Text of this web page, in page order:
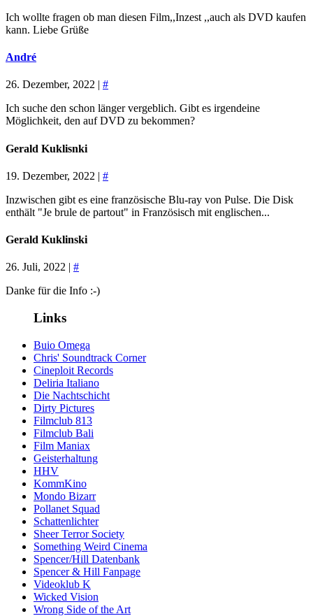
Ich wollte fragen ob man diesen Film,,Inzest ,,auch als DVD kaufen
kann. Liebe Grüße
André
26. Dezember, 2022 | #
Ich suche den schon länger vergeblich. Gibt es irgendeine
Möglichkeit, den auf DVD zu bekommen?
Gerald Kuklisnki
19. Dezember, 2022 | #
Inzwischen gibt es eine französische Blu-ray von Pulse. Die Disk
enthält "Je brule de partout" in Französisch mit englischen...
Gerald Kuklinski
26. Juli, 2022 | #
Danke für die Info :-)
Links
Buio Omega
Chris' Soundtrack Corner
Cineploit Records
Deliria Italiano
Die Nachtschicht
Dirty Pictures
Filmclub 813
Filmclub Bali
Film Maniax
Geisterhaltung
HHV
KommKino
Mondo Bizarr
Pollanet Squad
Schattenlichter
Sheer Terror Society
Something Weird Cinema
Spencer/Hill Datenbank
Spencer & Hill Fanpage
Videoklub K
Wicked Vision
Wrong Side of the Art